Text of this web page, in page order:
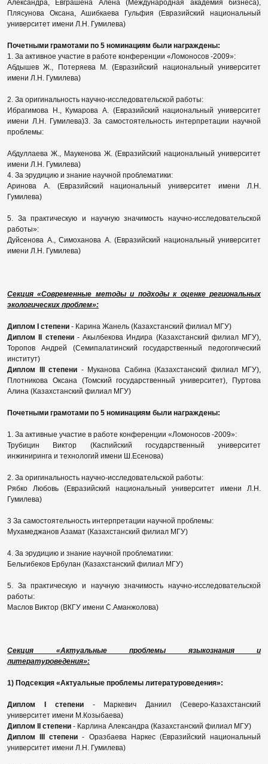
Александра, Евграшена Алена (Международная академия бизнеса),
Плясунова Оксана, Ашибкаева Гульфия (Евразийский национальный
университет имени Л.Н. Гумилева)
Почетными грамотами по 5 номинациям были награждены:
1. За активное участие в работе конференции «Ломоносов -2009»:
Абдышев Ж., Потеряева М. (Евразийский национальный университет
имени Л.Н. Гумилева)
2. За оригинальность научно-исследовательской работы:
Ибрагимова Н., Кумарова А. (Евразийский национальный университет
имени Л.Н. Гумилева)3. За самостоятельность интерпретации научной
проблемы:
Абдуллаева Ж., Маукенова Ж. (Евразийский национальный университет
имени Л.Н. Гумилева)
4. За эрудицию и знание научной проблематики:
Аринова А. (Евразийский национальный университет имени Л.Н.
Гумилева)
5. За практическую и научную значимость научно-исследовательской
работы»:
Дуйсенова А., Симоханова А. (Евразийский национальный университет
имени Л.Н. Гумилева)
Секция «Современные методы и подходы к оценке региональных
экологических проблем»:
Диплом I степени - Карина Жанель (Казахстанский филиал МГУ)
Диплом II степени- Акылбекова Индира (Казахстанский филиал МГУ),
Торопов Андрей (Семипалатинский государственный педогогический
институт)
Диплом III степени - Муканова Сабина (Казахстанский филиал МГУ),
Плотникова Оксана (Томский государственный университет), Пуртова
Алина (Казахстанский филиал МГУ)
Почетными грамотами по 5 номинациям были награждены:
1. За активные участие в работе конференции «Ломоносов -2009»:
Трубицин Виктор (Каспийский государственный университет
инжиниринга и технологий имени Ш.Есенова)
2. За оригинальность научно-исследовательской работы:
Рябко Любовь (Евразийский национальный университет имени Л.Н.
Гумилева)
3 За самостоятельность интерпретации научной проблемы:
Мухамеджанов Азамат (Казахстанский филиал МГУ)
4. За эрудицию и знание научной проблематики:
Бельгибеков Ербулан (Казахстанский филиал МГУ)
5. За практическую и научную значимость научно-исследовательской
работы:
Маслов Виктор (ВКГУ имени С.Аманжолова)
Секция «Актуальные проблемы языкознания и
литературоведения»:
1) Подсекция «Актуальные проблемы литературоведения»:
Диплом I степени- Маркевич Даниил (Северо-Казахстанский
университет имени М.Козыбаева)
Диплом II степени - Карлина Александра (Казахстанский филиал МГУ)
Диплом III степени - Оразбаева Наркес (Евразийский национальный
университет имени Л.Н. Гумилева)